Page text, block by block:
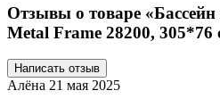
Отзывы о товаре
Metal Frame 28200,
Написать отзыв
Алёна 21 мая 2025